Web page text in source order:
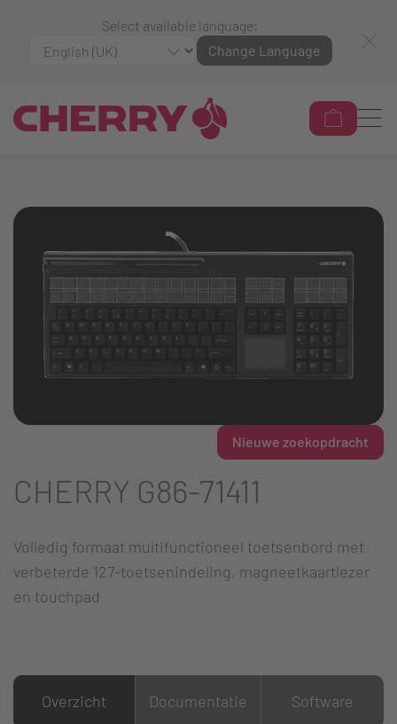
Select available language:
Change Language
Nieuwe zoekopdracht
CHERRY G86-71411
Volledig formaat multifunctioneel toetsenbord met
verbeterde 127-toetsenindeling, magneetkaartlezer
en touchpad
Overzicht Documentatie Software